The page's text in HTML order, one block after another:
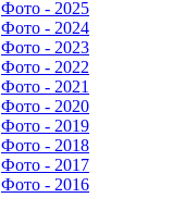
Фото - 2025
Фото - 2024
Фото - 2023
Фото - 2022
Фото - 2021
Фото - 2020
Фото - 2019
Фото - 2018
Фото - 2017
Фото - 2016